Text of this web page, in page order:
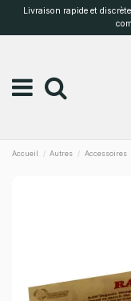
Livraison rapide et
Accueil Autres Accessoires